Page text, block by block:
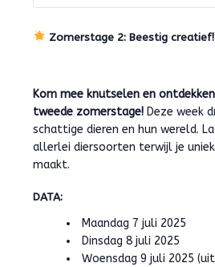
Zomerstage 2: Beestig creatief!
Kom mee knutselen en
tweede zomerstage! Deze week
schattige dieren en hun wereld.
allerlei diersoorten terwijl je
maakt.
DATA:
Maandag 7 juli 2025
Dinsdag 8 juli 2025
Woensdag 9 juli 2025